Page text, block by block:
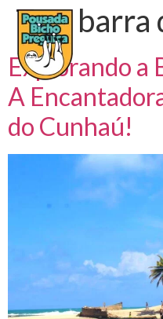
Tag:barra
Explorando a
A
do Cunhaú!